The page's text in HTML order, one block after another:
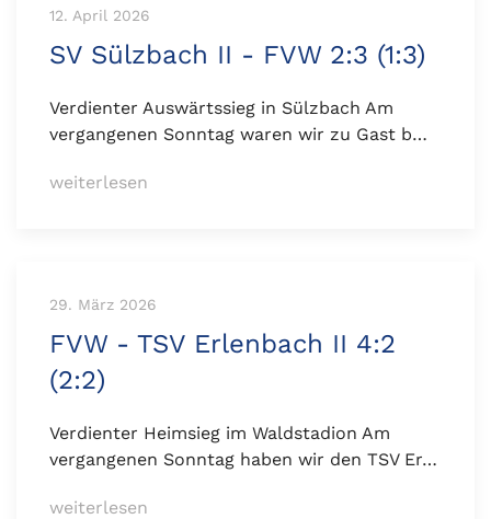
12. April 2026
SV Sülzbach II - FVW 2:3 (1:3)
Verdienter Auswärtssieg in Sülzbach Am
vergangenen Sonntag waren wir zu Gast b…
weiterlesen
29. März 2026
FVW - TSV Erlenbach II 4:2
(2:2)
Verdienter Heimsieg im Waldstadion Am
vergangenen Sonntag haben wir den TSV Er…
weiterlesen